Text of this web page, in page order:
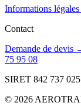
Informations
Contact
Demande de devis
75 95 08
SIRET 842 737
© 2026